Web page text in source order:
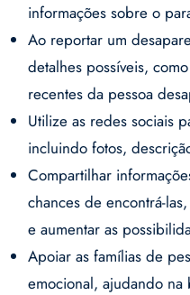
informações sobre o
Ao reportar um
detalhes possíveis,
recentes da pessoa
Utilize as redes sociais
incluindo fotos,
Compartilhar
chances de encontrá-
e aumentar as
Apoiar as famílias de
emocional, ajudando